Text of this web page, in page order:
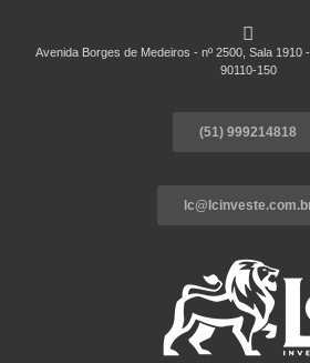
Avenida Borges de Medeiros - nº 2500, Sala 1910
90110-150
(51) 999214818